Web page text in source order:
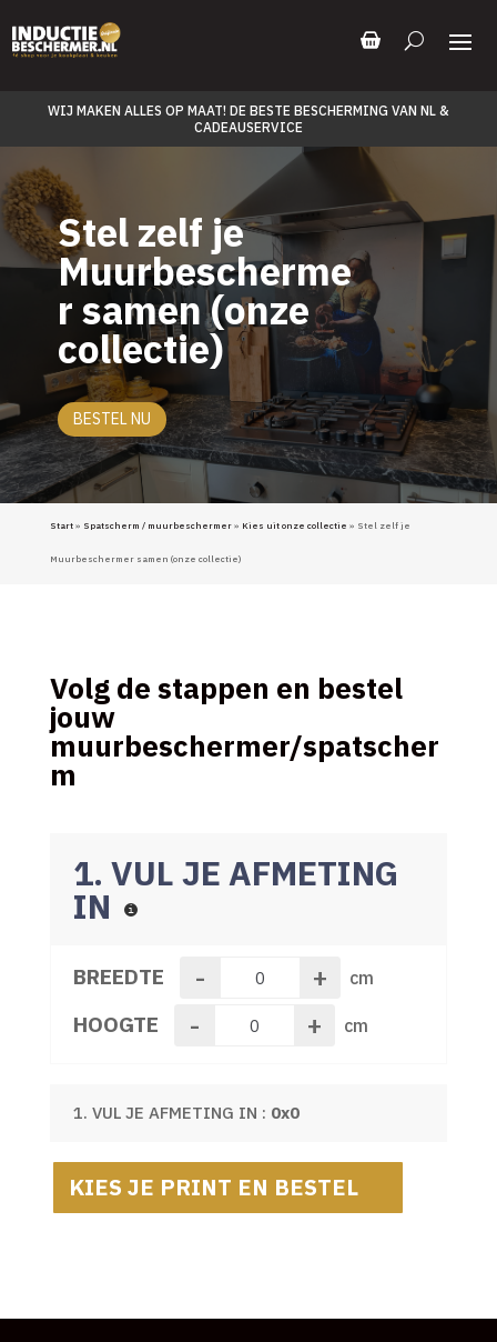
WIJ MAKEN ALLES OP MAAT! DE BESTE BESCHERMING VAN NL &
CADEAUSERVICE
Stel zelf je
Muurbescherme
r samen (onze
collectie)
BESTEL NU
Start» Spatscherm / muurbeschermer» Kies uit onze collectie » Stel zelf je
Muurbeschermer samen (onze collectie)
Volg de stappen en bestel
jouw
muurbeschermer/spatscher
m
1. VUL JE AFMETING
IN
BREEDTE - + cm
HOOGTE - + cm
1. VUL JE AFMETING IN : 0x0
KIES JE PRINT EN BESTEL